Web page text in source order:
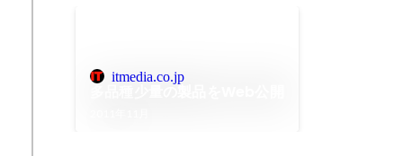
itmedia.co.jp